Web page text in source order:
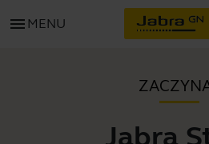
menu MENU
Jabra